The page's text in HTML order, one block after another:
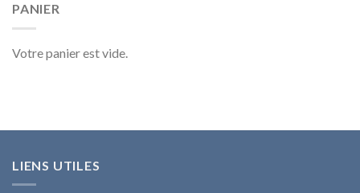
PANIER
Votre panier est vide.
LIENS UTILES